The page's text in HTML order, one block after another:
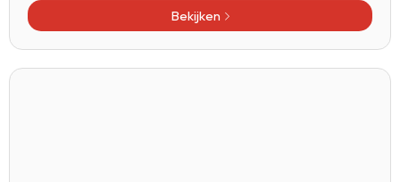
Bekijken